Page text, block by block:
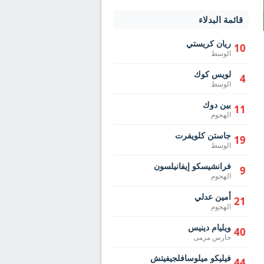
قائمة البدلاء
10 ريان كريستي
الوسط
4 لويس كوك
الوسط
11 بين دوك
الهجوم
19 جاستن كلويفرت
الوسط
9 فرانشيسكو إيفانيلسون
الهجوم
21 أمين عدلي
الهجوم
40 ويليام دينيس
حارس مرمى
فيليكو ميلوسافلجيفيتش